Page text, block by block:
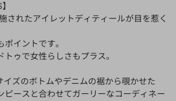
されたアイレットディティールが目を惹く
イントです。
ゥで女性らしさもプラス。
ズのボトムやデニムの裾から覗かせた
ピースと合わせてガーリーなコーディネー